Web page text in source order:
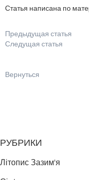
Статья написана по
Предыдущая статья
Следущая статья
Вернуться
РУБРИКИ
Літопис Зазим'я